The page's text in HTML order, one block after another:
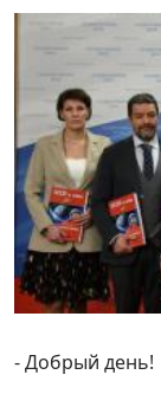
- Добрый день!